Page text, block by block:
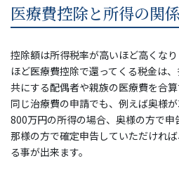
医療費控除と所得の関
控除額は所得税率が高いほど高くな
ほど医療費控除で還ってくる税金は
共にする配偶者や親族の医療費を合算
同じ治療費の申請でも、 例えば奥様
800万円の所得の場合、奥様の方で
那様の方で確定申告していただけれ
る事が出来ます。